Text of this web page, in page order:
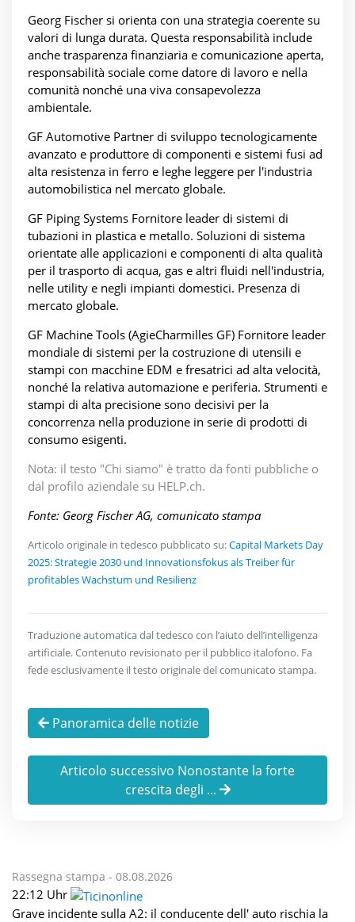
Georg Fischer si orienta con una strategia coerente su
valori di lunga durata. Questa responsabilità include
anche trasparenza finanziaria e comunicazione aperta,
responsabilità sociale come datore di lavoro e nella
comunità nonché una viva consapevolezza
ambientale.
GF Automotive Partner di sviluppo tecnologicamente
avanzato e produttore di componenti e sistemi fusi ad
alta resistenza in ferro e leghe leggere per l'industria
automobilistica nel mercato globale.
GF Piping Systems Fornitore leader di sistemi di
tubazioni in plastica e metallo. Soluzioni di sistema
orientate alle applicazioni e componenti di alta qualità
per il trasporto di acqua, gas e altri fluidi nell'industria,
nelle utility e negli impianti domestici. Presenza di
mercato globale.
GF Machine Tools (AgieCharmilles GF) Fornitore leader
mondiale di sistemi per la costruzione di utensili e
stampi con macchine EDM e fresatrici ad alta velocità,
nonché la relativa automazione e periferia. Strumenti e
stampi di alta precisione sono decisivi per la
concorrenza nella produzione in serie di prodotti di
consumo esigenti.
Nota: il testo "Chi siamo" è tratto da fonti pubbliche o
dal profilo aziendale su HELP.ch.
Fonte: Georg Fischer AG, comunicato stampa
Articolo originale in tedesco pubblicato su:Capital Markets Day
2025: Strategie 2030 und Innovationsfokus als Treiber für
profitables Wachstum und Resilienz
Traduzione automatica dal tedesco con l’aiuto dell’intelligenza
artificiale. Contenuto revisionato per il pubblico italofono. Fa
fede esclusivamente il testo originale del comunicato stampa.
Panoramica delle notizie
Articolo successivo Nonostante la forte
crescita degli ...
Rassegna stampa - 08.08.2026
22:12 Uhr
Grave incidente sulla A2: il conducente dell' auto rischia la